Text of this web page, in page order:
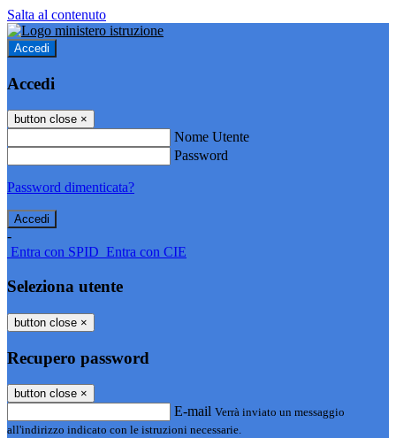
Salta al contenuto
Accedi
Accedi
button close ×
Nome Utente
Password
Password dimenticata?
-
Entra con SPID Entra con CIE
Seleziona utente
button close ×
Recupero password
button close ×
E-mail Verrà inviato un messaggio
all'indirizzo indicato con le istruzioni necessarie.